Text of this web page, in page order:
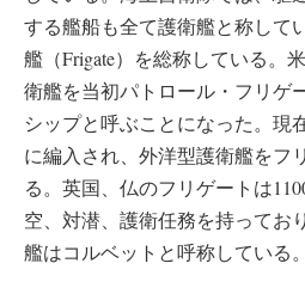
する艦船も全て護衛艦と称して
艦（Frigate）を総称している。
衛艦を当初パトロール・フリゲ
シップと呼ぶことになった。現
に編入され、外洋型護衛艦をフ
る。英国、仏のフリゲートは
空、対潜、護衛任務を持ってお
艦はコルベットと呼称している。